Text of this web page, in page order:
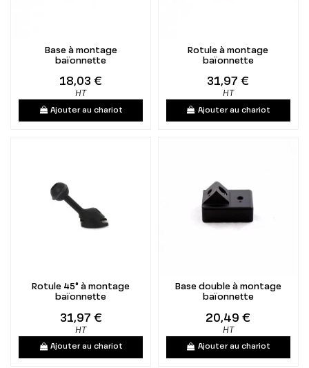
Base à montage
baïonnette
18,03 €
HT
Ajouter au chariot
Rotule à montage
baïonnette
31,97 €
HT
Ajouter au chariot
Rotule 45° à montage
baïonnette
31,97 €
HT
Ajouter au chariot
Base double à montage
baïonnette
20,49 €
HT
Ajouter au chariot